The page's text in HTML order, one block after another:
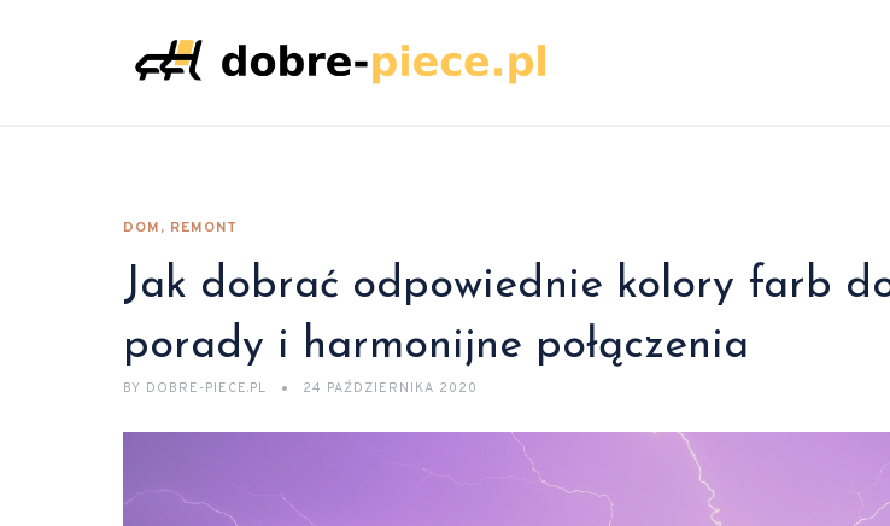
DOM, REMONT
Jak dobrać odpowiednie kolory farb
porady i harmonijne połączenia
BY DOBRE-PIECE.PL 24 PAŹDZIERNIKA 2020